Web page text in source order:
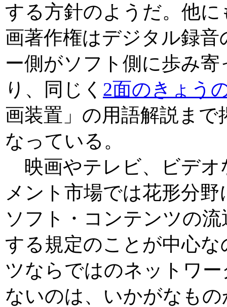
する方針のようだ。他に
画著作権はデジタル録
ー側がソフト側に歩み
り、同じく 2面のきょう
画装置」の用語解説ま
なっている。
映画やテレビ、ビデオ
メント市場では花形分
ソフト・コンテンツの
する規定のことが中心
ツならではのネットワ
ないのは、いかがなも